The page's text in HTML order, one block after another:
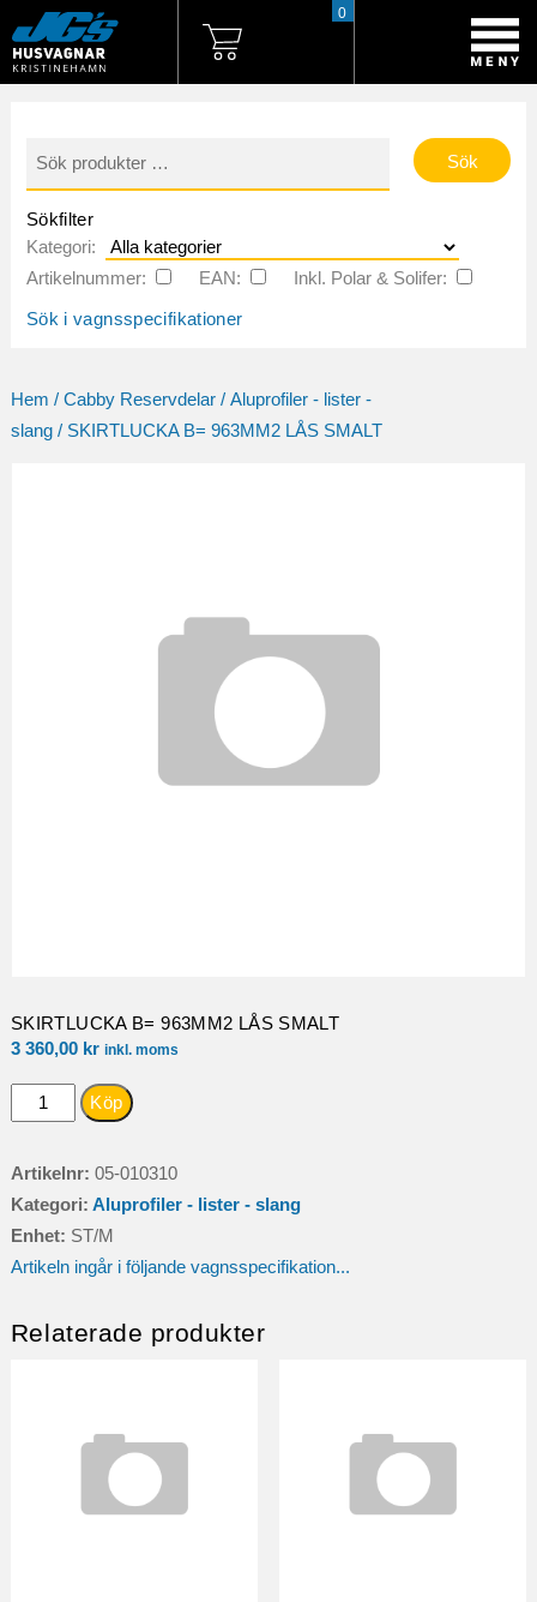
0
efter:
Sökfilter
Kategori:
Artikelnummer:
EAN:
Inkl. Polar & Solifer:
Sök i vagnsspecifikationer
Hem / Cabby Reservdelar/ Aluprofiler - lister -
slang/ SKIRTLUCKA B= 963MM2 LÅS SMALT
SKIRTLUCKA B= 963MM2 LÅS SMALT
3 360,00 kr inkl. moms
SKIRTLUCKA
Köp
Artikelnr: 05-010310
Kategori: Aluprofiler - lister - slang
Enhet: ST/M
Artikeln ingår i följande vagnsspecifikation...
Relaterade produkter